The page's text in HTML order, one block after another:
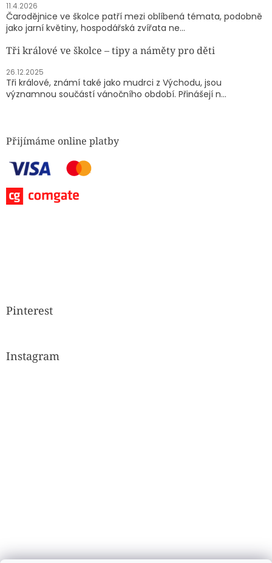
11.4.2026
Čarodějnice ve školce patří mezi oblíbená témata, podobně
jako jarní květiny, hospodářská zvířata ne...
Tři králové ve školce – tipy a náměty pro děti
26.12.2025
Tři králové, známí také jako mudrci z Východu, jsou
významnou součástí vánočního období. Přinášejí n...
Přijímáme online platby
Pinterest
Instagram